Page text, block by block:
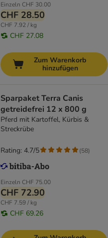
Einzeln CHF 30.00
CHF 28.50
CHF 7.92 / kg
CHF 27.08
Zum Warenkorb
hinzufügen
Sparpaket Terra Canis
getreidefrei 12 x 800 g
Pferd mit Kartoffel, Kürbis &
Streckrübe
Einzeln CHF 75.00
CHF 72.90
CHF 7.59 / kg
CHF 69.26
Rating: 4.7/5 (58)